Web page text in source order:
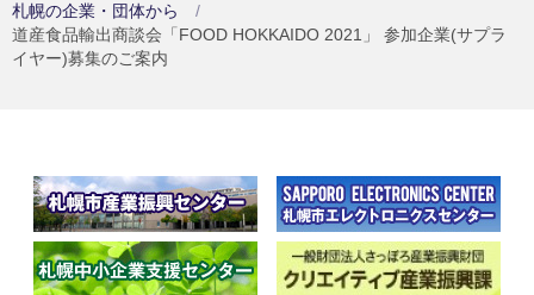
札幌の企業・団体から
道産食品輸出商談会「FOOD HOKKAIDO 2021」 参加企業(サプラ
イヤー)募集のご案内